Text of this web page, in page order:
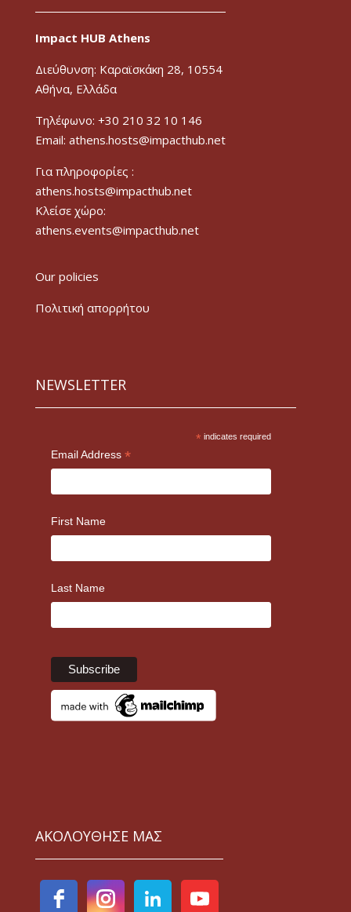
Impact HUB Athens
Διεύθυνση: Καραϊσκάκη 28, 10554
Αθήνα, Ελλάδα
Τηλέφωνο: +30 210 32 10 146
Email: athens.hosts@impacthub.net
Για πληροφορίες :
athens.hosts@impacthub.net
Κλείσε χώρο:
athens.events@impacthub.net
Our policies
Πολιτική απορρήτου
NEWSLETTER
* indicates required
Email Address *
First Name
Last Name
ΑΚΟΛΟΥΘΗΣΕ ΜΑΣ